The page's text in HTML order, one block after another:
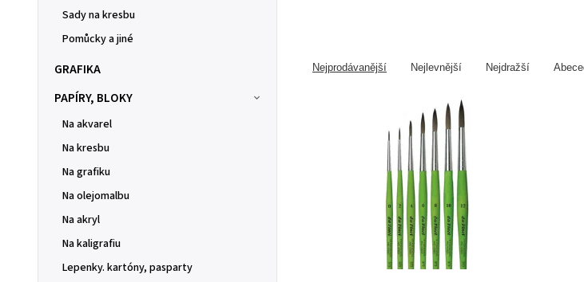
Sady na kresbu
Pomůcky a jiné
GRAFIKA
PAPÍRY, BLOKY
Na akvarel
Na kresbu
Na grafiku
Na olejomalbu
Na akryl
Na kaligrafiu
Lepenky. kartóny, pasparty
Nejprodávanější Nejlevnější Nejdražší